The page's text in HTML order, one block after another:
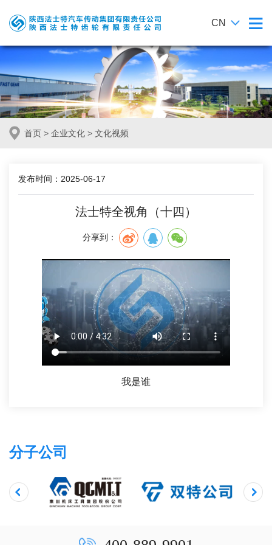
CN
首页 > 企业文化 > 文化视频
发布时间：2025-06-17
法士特全视角（十四）
分享到：
我是谁
分子公司